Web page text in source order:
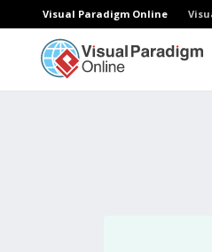
Visual Paradigm Online